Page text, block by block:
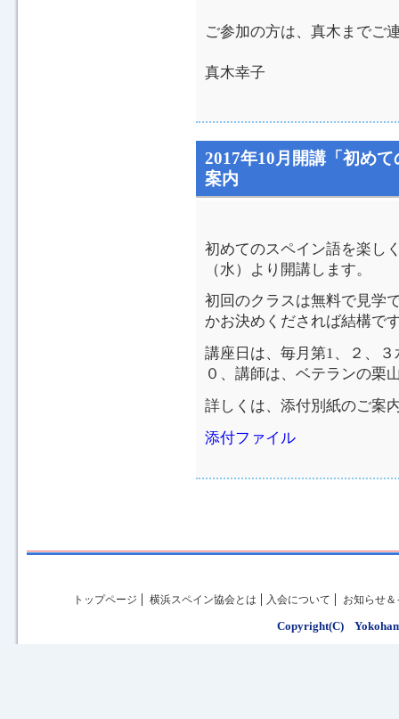
ご参加の方は、真木までご
真木幸子
2017年10月開講「初め
案内
初めてのスペイン語を楽し
（水）より開講します。
初回のクラスは無料で見学
かお決めくだされば結構で
講座日は、毎月第1、２、
０、講師は、ベテランの栗
詳しくは、添付別紙のご案
添付ファイル
トップページ 横浜スペイン協会とは 入会について お知らせ
Copyright(C)